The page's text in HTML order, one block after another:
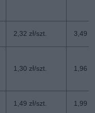
2,32 zł/szt. 3,49
1,30 zł/szt. 1,96
1,49 zł/szt. 1,99